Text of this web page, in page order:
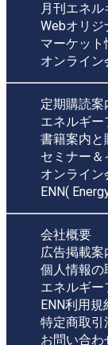
月刊エネ
Webオリジ
マーケット
オンライン
定期購読案
エネルギ
書籍案内と
セミナー
オンライン
ENN(
会社概要
広告掲載案
個人情報の
エネルギ
ENN利用規
特定商取引
お問い合わ